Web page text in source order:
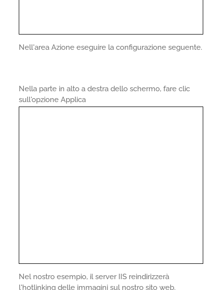
Nell'area Azione eseguire la configurazione seguente.
Nella parte in alto a destra dello schermo, fare clic
sull'opzione Applica
Nel nostro esempio, il server IIS reindirizzerà
l'hotlinking delle immagini sul nostro sito web.